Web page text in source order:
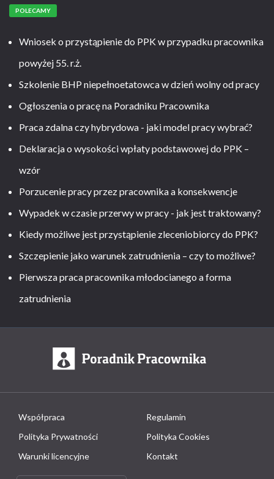
POLECAMY
Wniosek o przystąpienie do PPK w przypadku pracownika
powyżej 55. r.ż.
Szkolenie BHP niepełnoetatowca w dzień wolny od pracy
Ogłoszenia o pracę na Poradniku Pracownika
Praca zdalna czy hybrydowa - jaki model pracy wybrać?
Deklaracja o wysokości wpłaty podstawowej do PPK –
wzór
Porzucenie pracy przez pracownika a konsekwencje
Wypadek w czasie przerwy w pracy - jak jest traktowany?
Kiedy możliwe jest przystąpienie zleceniobiorcy do PPK?
Szczepienie jako warunek zatrudnienia – czy to możliwe?
Pierwsza praca pracownika młodocianego a forma
zatrudnienia
Współpraca
Regulamin
Polityka Prywatności
Polityka Cookies
Warunki licencyjne
Kontakt